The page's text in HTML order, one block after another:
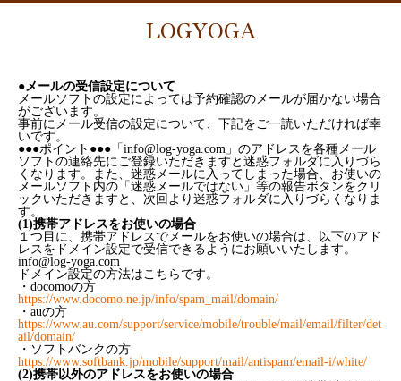
LOGYOGA
●メールの受信設定について
メールソフトの設定によっては予約確認のメールが届かない場合
がございます。
事前にメール受信の設定について、下記をご一読いただければ幸
いです。
●●●ポイント●●●「info@log-yoga.com」のアドレスを各種メール
ソフトの連絡先にご登録いただきますと迷惑フォルダに入りづら
くなります。また、迷惑メールに入ってしまった場合、お使いの
メールソフト内の「迷惑メールではない」等の報告ボタンをクリ
ックいただきますと、次回より迷惑フォルダに入りづらくなりま
す。
(1)携帯アドレスをお使いの場合
１つ目に、携帯アドレスでメールをお使いの場合は、以下のアド
レスをドメイン設定で受信できるようにお願いいたします。
info@log-yoga.com
ドメイン設定の方法はこちらです。
・docomoの方
https://www.docomo.ne.jp/info/spam_mail/domain/
・auの方
https://www.au.com/support/service/mobile/trouble/mail/email/filter/det
ail/domain/
・ソフトバンクの方
https://www.softbank.jp/mobile/support/mail/antispam/email-i/white/
(2)携帯以外のアドレスをお使いの場合